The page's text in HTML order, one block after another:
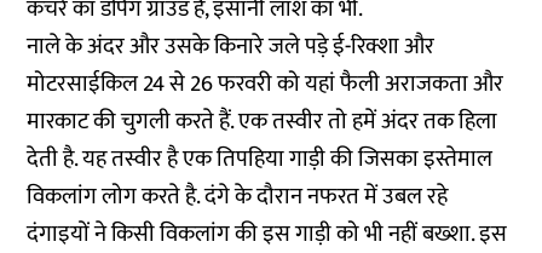
कचरे का डंपिंग ग्राउंड है, इंसानी लाश का भी.
नाले के अंदर और उसके किनारे जले पड़े ई-रिक्शा और
मोटरसाईकिल 24 से 26 फरवरी को यहां फैली अराजकता और
मारकाट की चुगली करते हैं. एक तस्वीर तो हमें अंदर तक हिला
देती है. यह तस्वीर है एक तिपहिया गाड़ी की जिसका इस्तेमाल
विकलांग लोग करते है. दंगे के दौरान नफरत में उबल रहे
दंगाइयों ने किसी विकलांग की इस गाड़ी को भी नहीं बख्शा. इस